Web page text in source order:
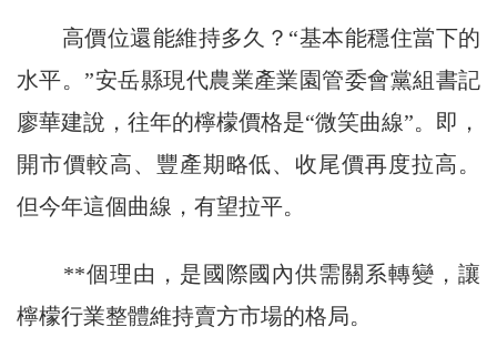
高價位還能維持多久？“基本能穩住當下的
水平。”安岳縣現代農業產業園管委會黨組書記
廖華建說，往年的檸檬價格是“微笑曲線”。即，
開市價較高、豐產期略低、收尾價再度拉高。
但今年這個曲線，有望拉平。
**個理由，是國際國內供需關系轉變，讓
檸檬行業整體維持賣方市場的格局。